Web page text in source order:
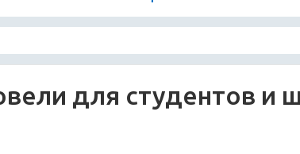
для студентов и